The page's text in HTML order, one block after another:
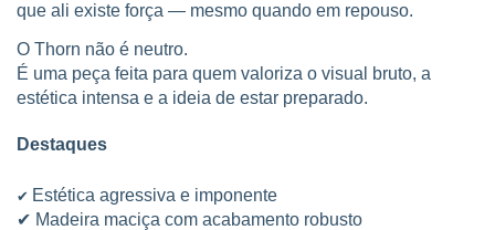
que ali existe força — mesmo quando em repouso.
O Thorn não é neutro.
É uma peça feita para quem valoriza o visual bruto, a
estética intensa e a ideia de estar preparado.
Destaques
✔ Estética agressiva e imponente
✔ Madeira maciça com acabamento robusto